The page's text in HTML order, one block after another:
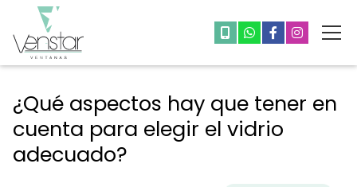
¿Qué aspectos hay que tener en
cuenta para elegir el vidrio
adecuado?